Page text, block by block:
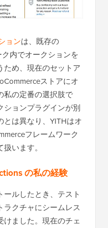
ョンは、既存の
内でオークションを
ため、現在のセットア
ストアにオ
私の定番の選択肢で
ションプラグインが別
は異なり、YITHはオ
フレームワーク
います。
の私の経験
ールしたとき、テスト
ラクチャにシームレス
けました。現在のチェ